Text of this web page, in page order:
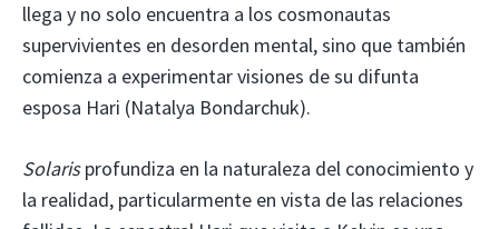
llega y no solo encuentra a los cosmonautas
supervivientes en desorden mental, sino que también
comienza a experimentar visiones de su difunta
esposa Hari (Natalya Bondarchuk).
Solarisprofundiza en la naturaleza del conocimiento y
la realidad, particularmente en vista de las relaciones